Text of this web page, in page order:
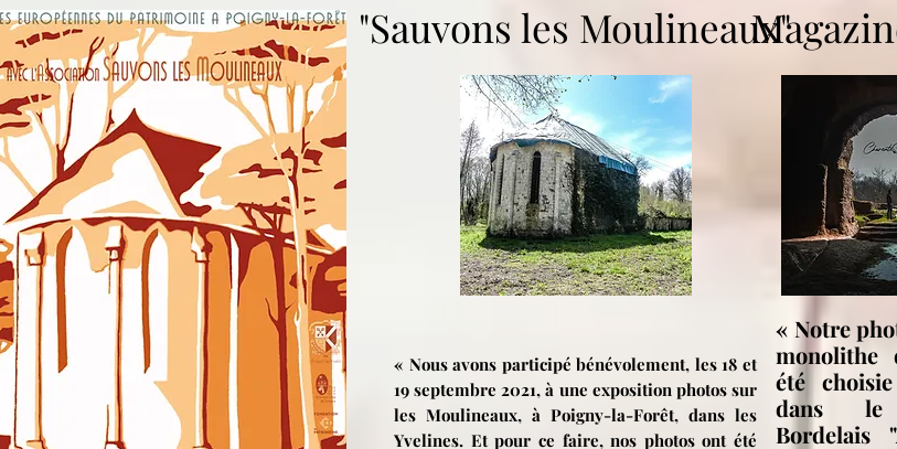
"Sauvons les Moulineaux"
« Nous avons participé bénévolement, les 18 et
19 septembre 2021, à une exposition photos sur
les Moulineaux, à Poigny-la-Forêt, dans les
Yvelines. Et pour ce faire, nos photos ont été
« Notre
monolithe
été
dans le
Bordelais